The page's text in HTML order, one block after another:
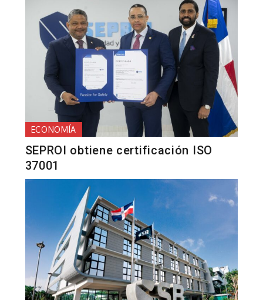
ECONOMÍA
SEPROI obtiene certificación ISO
37001